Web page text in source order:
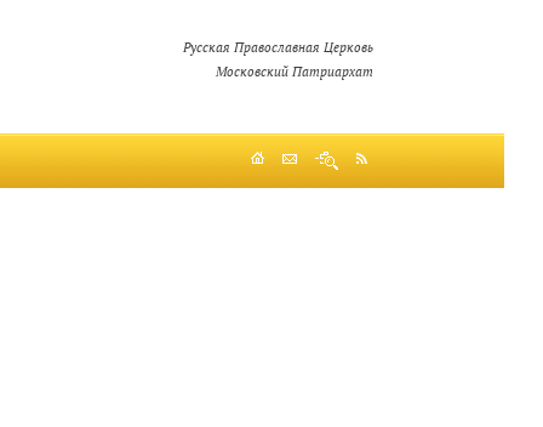
Русская Православная Церковь
Московский Патриархат